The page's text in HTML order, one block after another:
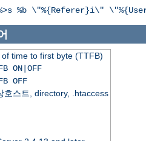
%b \"%{Referer}i\"
time to first byte (TTFB)
ON|OFF
OFF
호스트, directory, .htaccess